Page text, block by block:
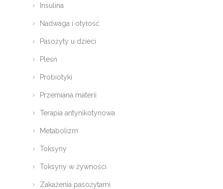
Insulina
Nadwaga i otyłość
Pasożyty u dzieci
Pleśń
Probiotyki
Przemiana materii
Terapia antynikotynowa
Metabolizm
Toksyny
Toksyny w żywności
Zakażenia pasożytami